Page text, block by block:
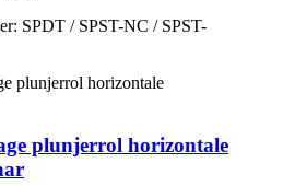
SPDT / SPST-NC / SPST-
plunjerrol horizontale